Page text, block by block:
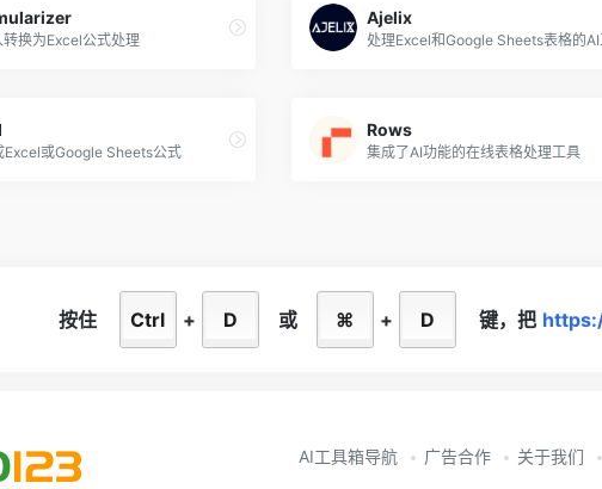
换为Excel公式处理
Ajelix
处理Excel和Google Sheets表格的AI
Excel或Google Sheets公式
Rows
集成了AI功能的在线表格处理工具
按住 Ctrl + D 或 ⌘ + D 键， 把
AI工具箱导航 广告合作 关于我们